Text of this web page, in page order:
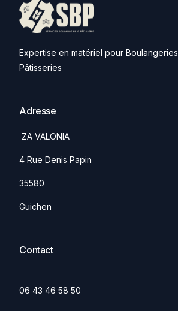
Expertise en matériel pour Boulangeries
Pâtisseries
Adresse
ZA VALONIA
4 Rue Denis Papin
35580
Guichen
Contact
06 43 46 58 50